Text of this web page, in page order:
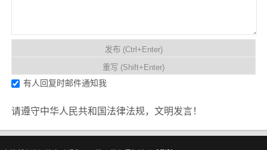
有人回复时邮件通知我
请遵守中华人民共和国法律法规，文明发言！